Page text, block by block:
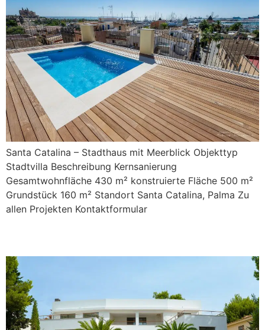
Santa Catalina – Stadthaus mit Meerblick Objekttyp
Stadtvilla Beschreibung Kernsanierung
Gesamtwohnfläche 430 m² konstruierte Fläche 500 m²
Grundstück 160 m² Standort Santa Catalina, Palma Zu
allen Projekten Kontaktformular